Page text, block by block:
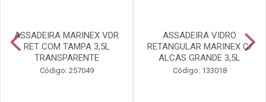
ASSADEIRA MARINEX VDR
RET COM TAMPA 3,5L
TRANSPARENTE
Código: 257049
ASSADEIRA VIDRO
RETANGULAR MARINEX C/
ALCAS GRANDE 3,5L
Código: 133018